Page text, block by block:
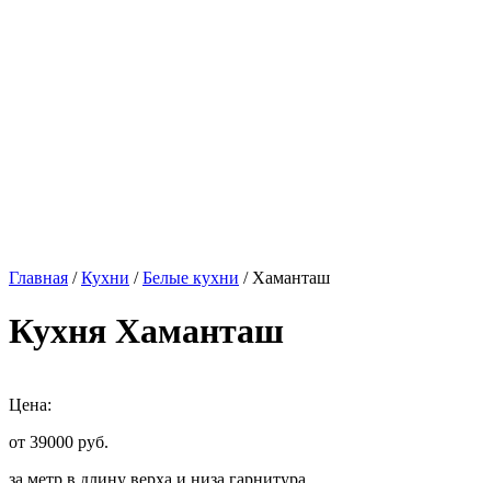
Главная /Кухни /Белые кухни / Хаманташ
Кухня Хаманташ
Цена:
от 39000 руб.
за метр в длину верха и низа гарнитура